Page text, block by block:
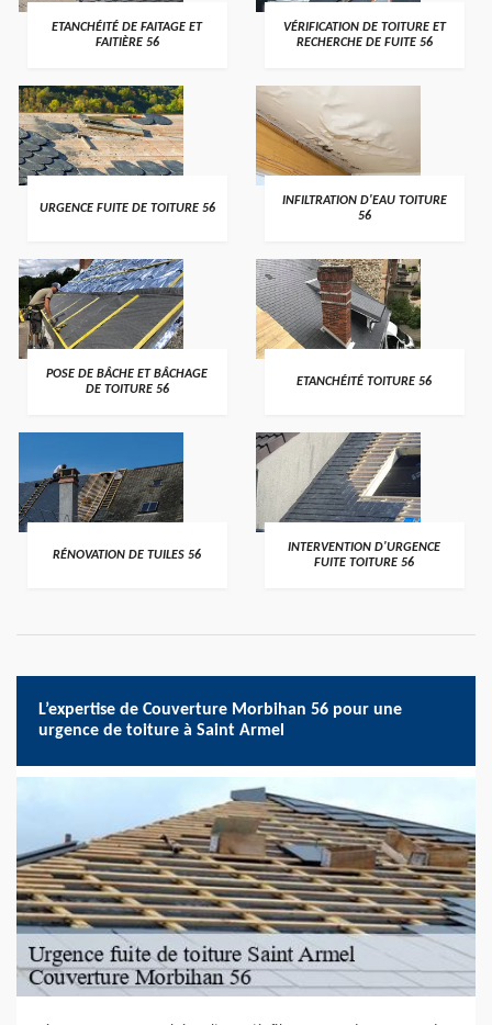
>
ETANCHÉITÉ DE FAITAGE ET
FAITIÈRE 56
>
VÉRIFICATION DE TOITURE ET
RECHERCHE DE FUITE 56
>
URGENCE FUITE DE TOITURE 56 >
INFILTRATION D'EAU TOITURE
56
>
POSE DE BÂCHE ET BÂCHAGE
DE TOITURE 56
>
ETANCHÉITÉ TOITURE 56
>
RÉNOVATION DE TUILES 56 >
INTERVENTION D'URGENCE
FUITE TOITURE 56
L’expertise de Couverture Morbihan 56 pour une
urgence de toiture à Saint Armel